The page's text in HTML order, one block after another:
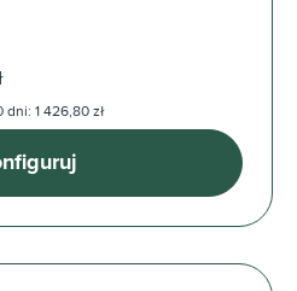
1 426,80 zł